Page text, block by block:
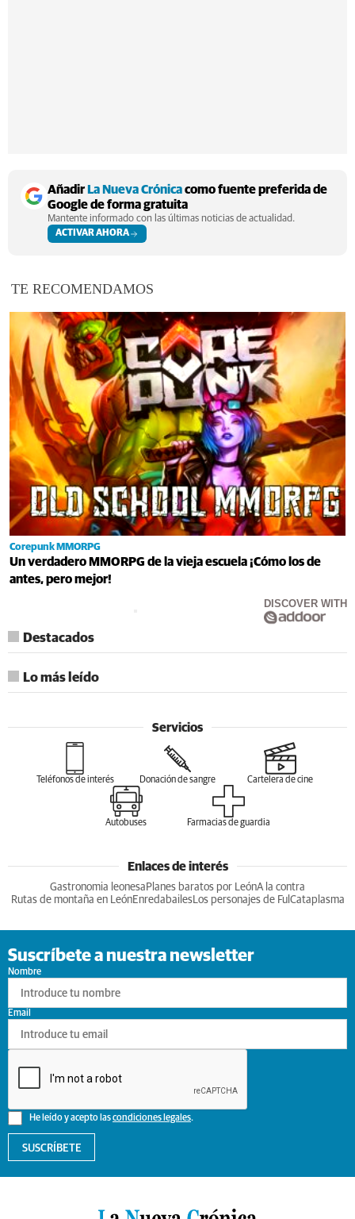
Añadir La Nueva Crónicacomo fuente preferida de
Google de forma gratuita
Mantente informado con las últimas noticias de actualidad.
ACTIVAR AHORA
TE RECOMENDAMOS
Corepunk MMORPG
Un verdadero MMORPG de la vieja escuela ¡Cómo los de
antes, pero mejor!
DISCOVER WITH
Destacados
Lo más leído
Servicios
Teléfonos de interés Donación de sangre Cartelera de cine
Autobuses Farmacias de guardia
Enlaces de interés
Gastronomia leonesa Planes baratos por LeónA la contra
Rutas de montaña en LeónEnredabailesLos personajes de Ful Cataplasma
Suscríbete a nuestra newsletter
Nombre
He leído y acepto lascondiciones legales.
Email
SUSCRÍBETE